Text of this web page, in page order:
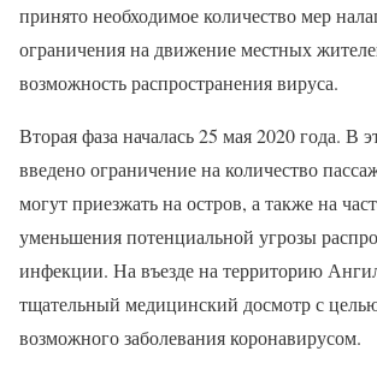
принято необходимое количество мер
ограничения на движение местных
возможность распространения вируса.
Вторая фаза началась 25 мая 2020 года. В
введено ограничение на количество
могут приезжать на остров, а также на
уменьшения потенциальной угрозы
инфекции. На въезде на территорию
тщательный медицинский досмотр с
возможного заболевания коронавирусом.